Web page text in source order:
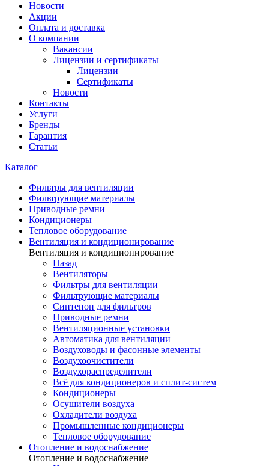
Новости
Акции
Оплата и доставка
О компании
Вакансии
Лицензии и сертификаты
Лицензии
Сертификаты
Новости
Контакты
Услуги
Бренды
Гарантия
Статьи
Каталог
Фильтры для вентиляции
Фильтрующие материалы
Приводные ремни
Кондиционеры
Тепловое оборудование
Вентиляция и кондиционирование
Вентиляция и кондиционирование
Назад
Вентиляторы
Фильтры для вентиляции
Фильтрующие материалы
Синтепон для фильтров
Приводные ремни
Вентиляционные установки
Автоматика для вентиляции
Воздуховоды и фасонные элементы
Воздухоочистители
Воздухораспределители
Всё для кондиционеров и сплит-систем
Кондиционеры
Осушители воздуха
Охладители воздуха
Промышленные кондиционеры
Тепловое оборудование
Отопление и водоснабжение
Отопление и водоснабжение